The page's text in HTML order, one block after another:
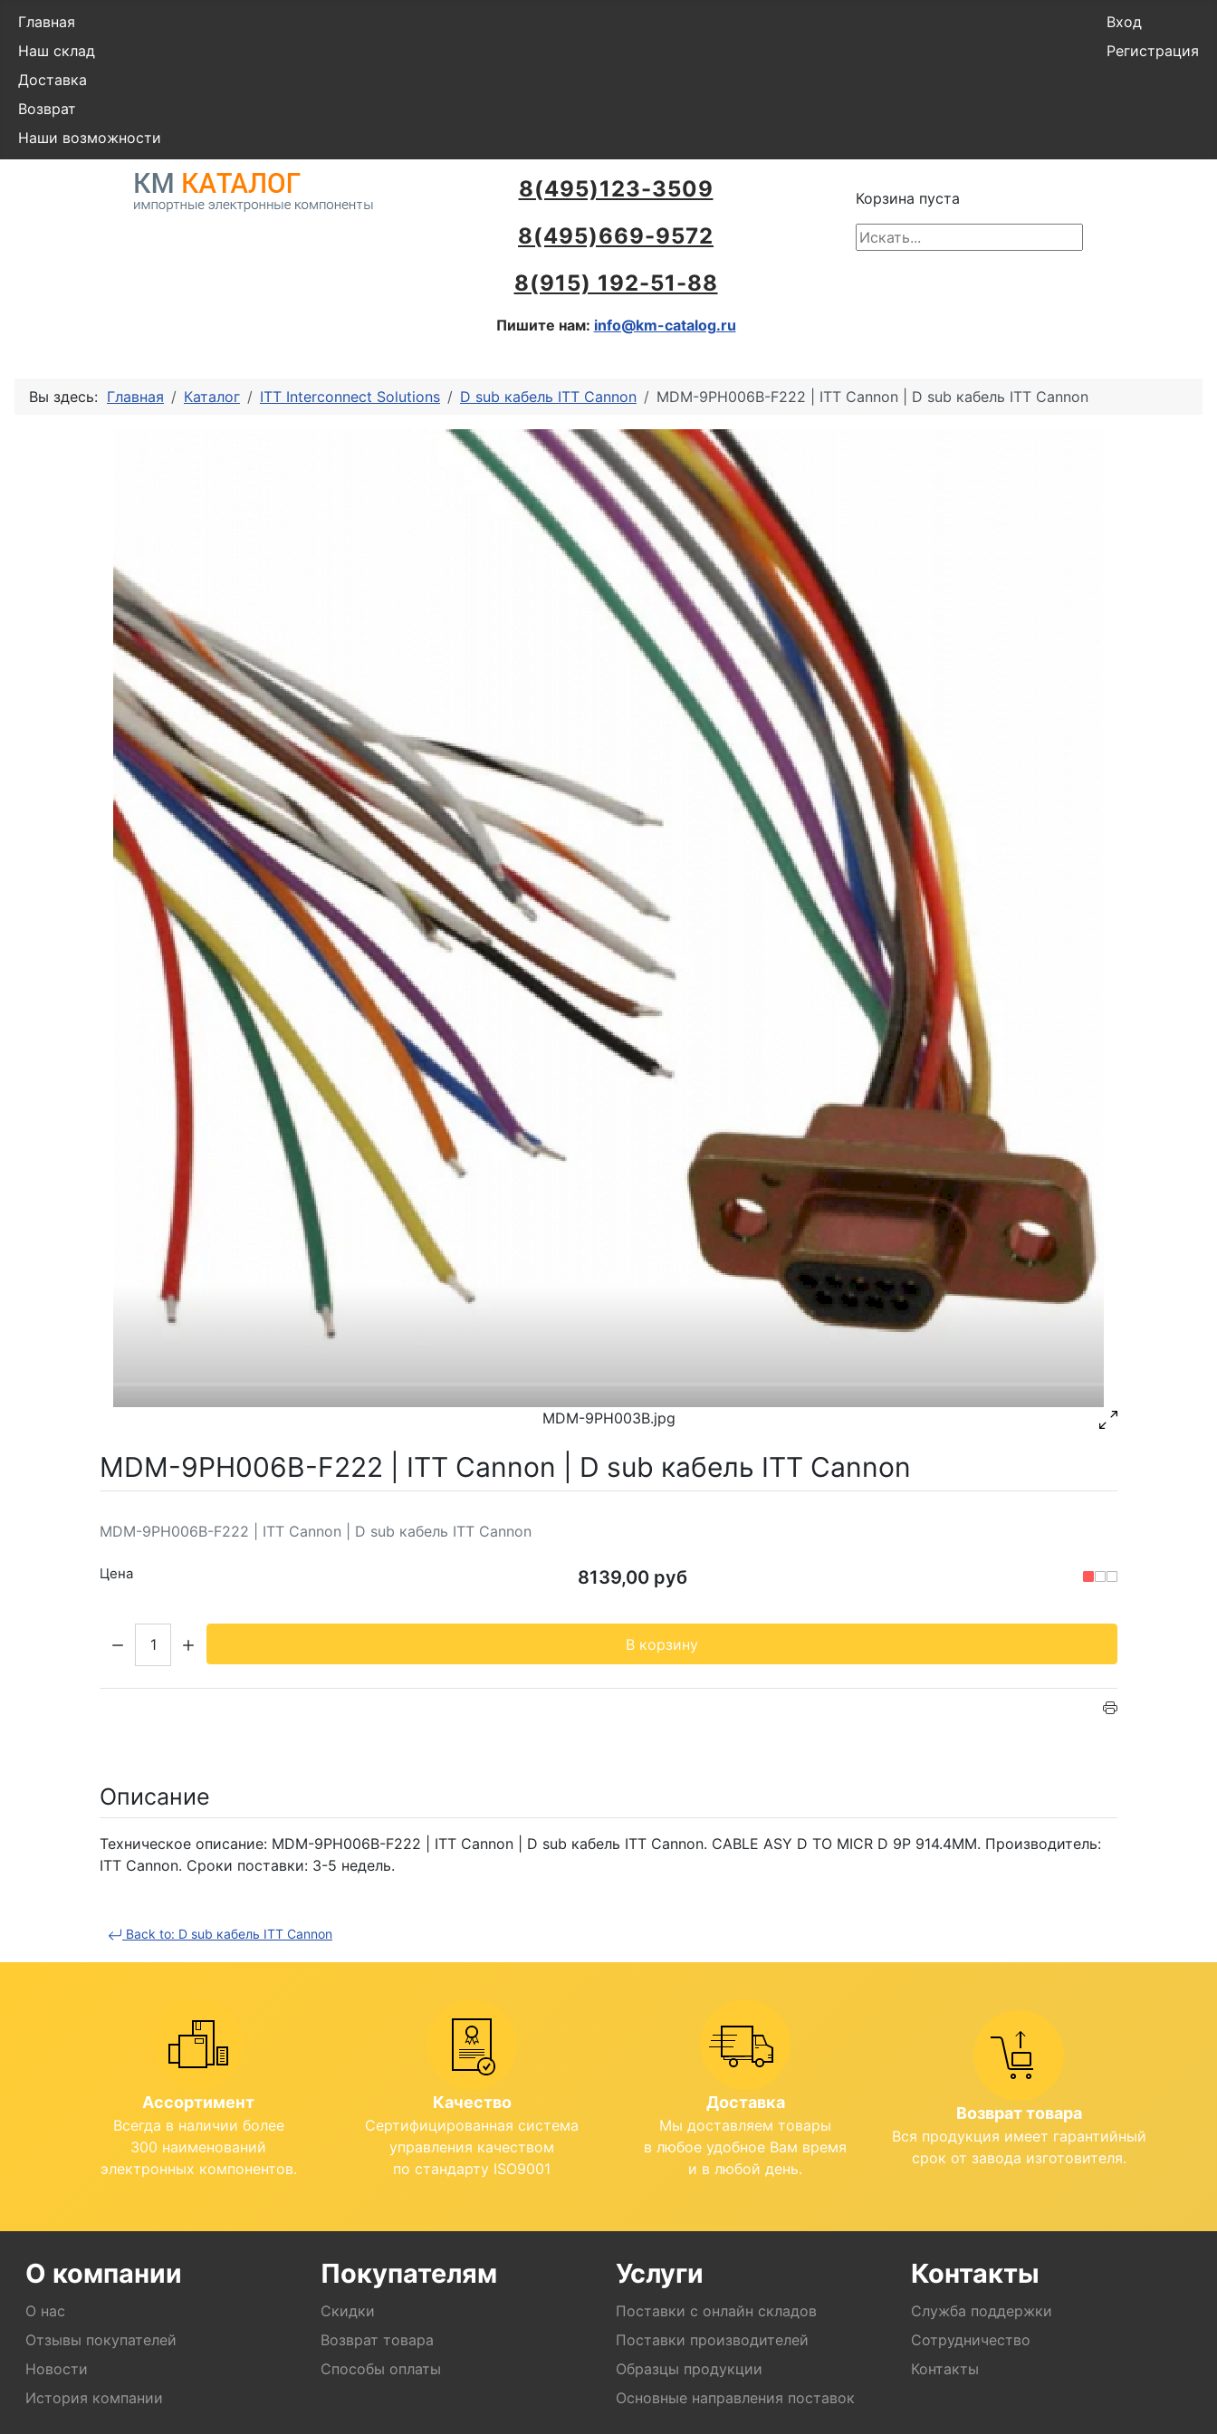
Главная
Наш склад
Доставка
Возврат
Наши возможности
Вход
Регистрация
8(495)123-3509
8(495)669-9572
8(915) 192-51-88
Пишите нам: info@km-catalog.ru
Корзина пуста
Вы здесь: Главная Каталог ITT Interconnect Solutions D sub кабель ITT Cannon MDM-9PH006B-F222 | ITT Cannon | D sub кабель ITT Cannon
MDM-9PH003B.jpg
MDM-9PH006B-F222 | ITT Cannon | D sub кабель ITT Cannon
MDM-9PH006B-F222 | ITT Cannon | D sub кабель ITT Cannon
Цена 8139,00 руб
В корзину
Описание
Техническое описание: MDM-9PH006B-F222 | ITT Cannon | D sub кабель ITT Cannon. CABLE ASY D TO MICR D 9P 914.4MM. Производитель:
ITT Cannon. Сроки поставки: 3-5 недель.
Back to: D sub кабель ITT Cannon
Ассортимент
Всегда в наличии более
300 наименований
электронных компонентов.
Качество
Сертифицированная система
управления качеством
по стандарту ISO9001
Доставка
Мы доставляем товары
в любое удобное Вам время
и в любой день.
Возврат товара
Вся продукция имеет гарантийный
срок от завода изготовителя.
О компании
О нас
Отзывы покупателей
Новости
История компании
Покупателям
Скидки
Возврат товара
Способы оплаты
Услуги
Поставки с онлайн складов
Поставки производителей
Образцы продукции
Основные направления поставок
Контакты
Служба поддержки
Сотрудничество
Контакты